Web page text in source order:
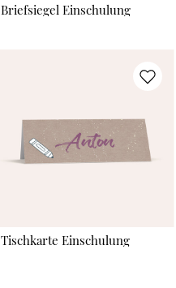
Briefsiegel Einschulung
Tischkarte Einschulung